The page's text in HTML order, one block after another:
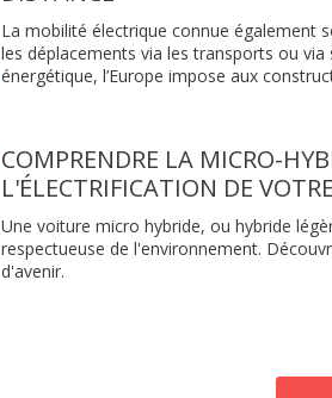
La mobilité électrique connue également
les déplacements via les transports ou
énergétique, l’Europe impose aux
COMPRENDRE LA MICRO-
L'ÉLECTRIFICATION DE
Une voiture micro hybride, ou hybride
respectueuse de l'environnement.
d'avenir.